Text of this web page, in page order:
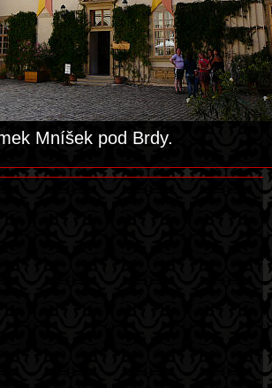
Mníšek pod Brdy.